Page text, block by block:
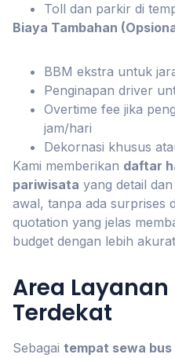
Toll dan parkir di
Biaya Tambahan
BBM ekstra untuk
Penginapan driver
Overtime fee jika
jam/hari
Dekornasi khusus
Kami memberikan daftar
pariwisata yang detail
awal, tanpa ada surprises
quotation yang jelas
budget dengan lebih
Area Layanan
Terdekat
Sebagai tempat sewa